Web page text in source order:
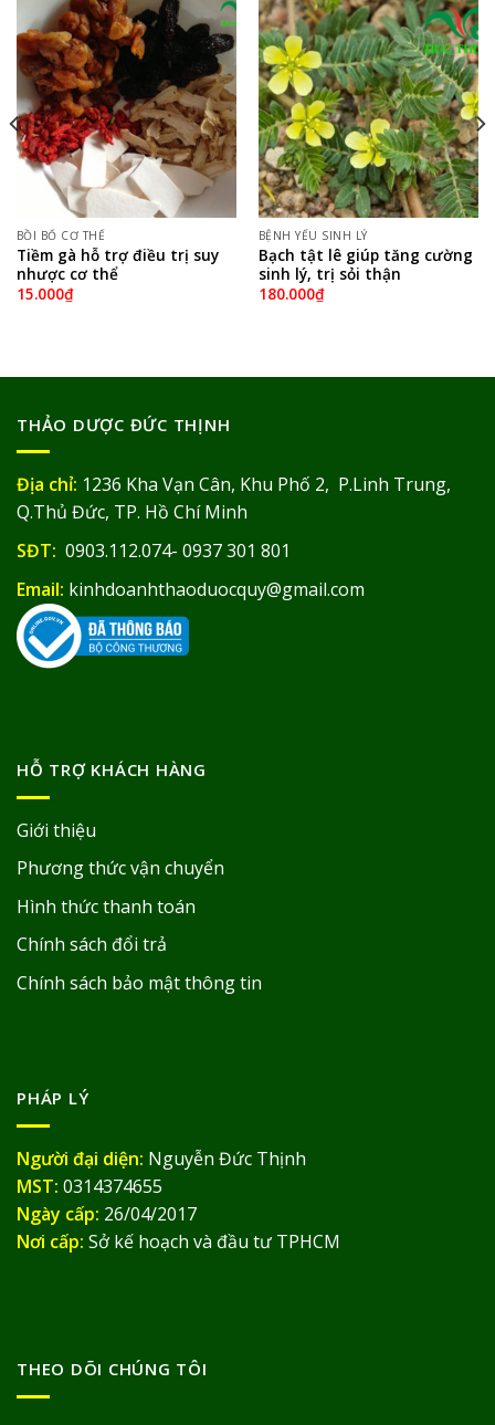
BỒI BỔ CƠ THỂ
Tiềm gà hỗ trợ điều trị suy
nhược cơ thể
15.000₫
BỆNH YẾU SINH LÝ
Bạch tật lê giúp tăng cường
sinh lý, trị sỏi thận
180.000₫
THẢO DƯỢC ĐỨC THỊNH
Địa chỉ: 1236 Kha Vạn Cân, Khu Phố 2, P.Linh Trung,
Q.Thủ Đức, TP. Hồ Chí Minh
SĐT: 0903.112.074- 0937 301 801
Email: kinhdoanhthaoduocquy@gmail.com
HỖ TRỢ KHÁCH HÀNG
Giới thiệu
Phương thức vận chuyển
Hình thức thanh toán
Chính sách đổi trả
Chính sách bảo mật thông tin
PHÁP LÝ
Người đại diện: Nguyễn Đức Thịnh
MST: 0314374655
Ngày cấp: 26/04/2017
Nơi cấp: Sở kế hoạch và đầu tư TPHCM
THEO DÕI CHÚNG TÔI